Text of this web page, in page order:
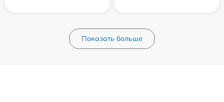
Показать больше